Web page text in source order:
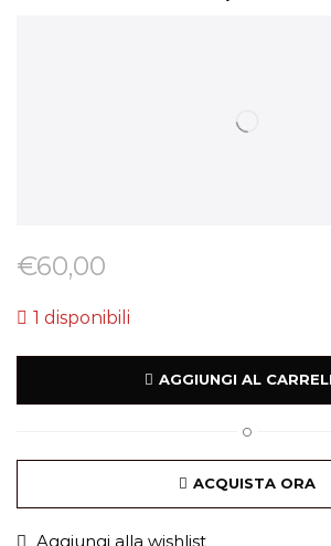
€60,00
1 disponibili
AGGIUNGI AL
O
ACQUISTA ORA
Aggiungi alla wishlist